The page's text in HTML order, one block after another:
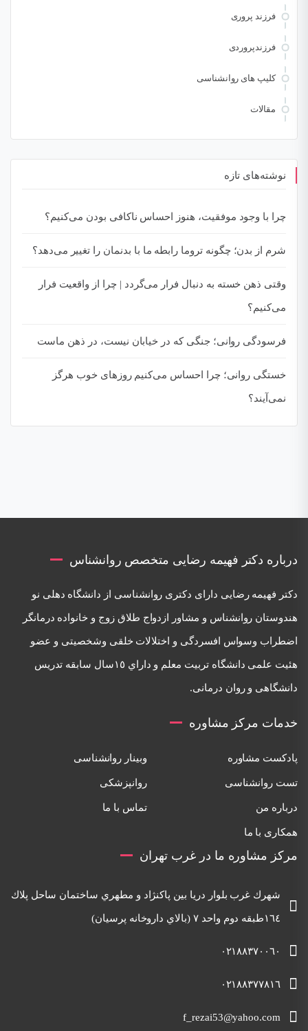
فرزند پروری
فرزندپروردی
کلیپ های روانشناسی
مقالات
نوشته‌های تازه
چرا با وجود موفقیت، هنوز احساس ناکافی بودن می‌کنیم؟
شرم از بدن؛ چگونه تروما رابطه ما با بدنمان را تغییر می‌دهد؟
وقتی ذهن خسته به دنبال فرار می‌گردد | چرا از واقعیت فرار
می‌کنیم؟
فرسودگی روانی؛ جنگی که در خیابان نیست، در ذهن ماست
خستگی روانی؛ چرا احساس می‌کنیم روزهای خوب هرگز
نمی‌آیند؟
درباره دکتر فهیمه رضایی متخصص روانشناس
دكتر فهيمه رضايی دارای دكتری روانشناسی از دانشگاه دهلی نو
هندوستان روانشناس و مشاور ازدواج طلاق زوج و خانواده درمانگر
اضطراب وسواس افسردگی و اختلالات خلقی وشخصيتی و عضو
هئيت علمی دانشگاه تربيت معلم و داراي ١٥سال سابقه تدريس
دانشگاهی و روان درمانی.
خدمات مرکز مشاوره
پادکست مشاوره وبینار روانشناسی
تست روانشناسی روانپزشکی
درباره من تماس با ما
همکاری با ما
مرکز مشاوره ما در غرب تهران
شهرك غرب بلوار دريا بين پاكنژاد و مطهري ساختمان ساحل پلاك
١٦٤طبقه دوم واحد ٧ (بالاي داروخانه پرسيان)
٠٢١٨٨٣٧٠٠٦٠
٠٢١٨٨٣٧٧٨١٦
f_rezai53@yahoo.com